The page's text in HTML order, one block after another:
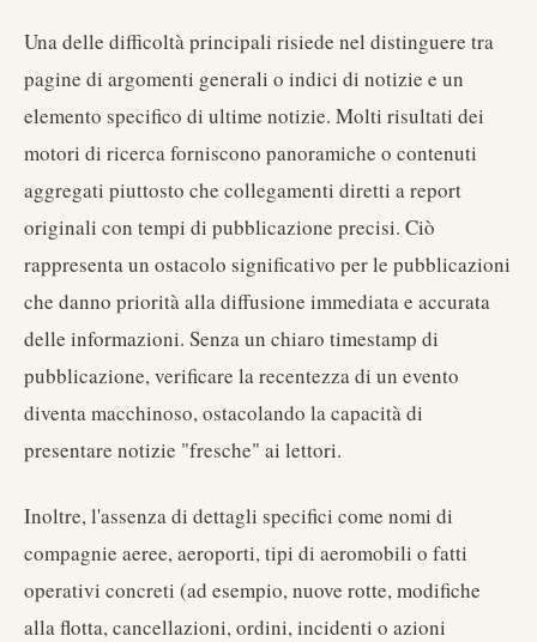
Una delle difficoltà principali risiede nel distinguere tra
pagine di argomenti generali o indici di notizie e un
elemento specifico di ultime notizie. Molti risultati dei
motori di ricerca forniscono panoramiche o contenuti
aggregati piuttosto che collegamenti diretti a report
originali con tempi di pubblicazione precisi. Ciò
rappresenta un ostacolo significativo per le pubblicazioni
che danno priorità alla diffusione immediata e accurata
delle informazioni. Senza un chiaro timestamp di
pubblicazione, verificare la recentezza di un evento
diventa macchinoso, ostacolando la capacità di
presentare notizie "fresche" ai lettori.
Inoltre, l'assenza di dettagli specifici come nomi di
compagnie aeree, aeroporti, tipi di aeromobili o fatti
operativi concreti (ad esempio, nuove rotte, modifiche
alla flotta, cancellazioni, ordini, incidenti o azioni